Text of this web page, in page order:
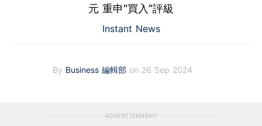
元 重申“買入”評級
Instant News
By Business 編輯部 on 26 Sep 2024
ADVERTISEMENT